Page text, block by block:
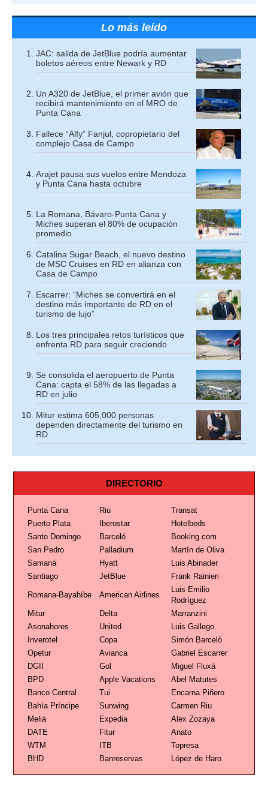
Lo más leído
JAC: salida de JetBlue podría aumentar
boletos aéreos entre Newark y RD
Un A320 de JetBlue, el primer avión que
recibirá mantenimiento en el MRO de
Punta Cana
Fallece “Alfy” Fanjul, copropietario del
complejo Casa de Campo
Arajet pausa sus vuelos entre Mendoza
y Punta Cana hasta octubre
La Romana, Bávaro-Punta Cana y
Miches superan el 80% de ocupación
promedio
Catalina Sugar Beach, el nuevo destino
de MSC Cruises en RD en alianza con
Casa de Campo
Escarrer: “Miches se convertirá en el
destino más importante de RD en el
turismo de lujo”
Los tres principales retos turísticos que
enfrenta RD para seguir creciendo
Se consolida el aeropuerto de Punta
Cana: capta el 58% de las llegadas a
RD en julio
Mitur estima 605,000 personas
dependen directamente del turismo en
RD
DIRECTORIO
Punta Cana Riu
Transat
Puerto Plata
Iberostar
Hotelbeds
Santo Domingo
Barceló
Booking.com
San Pedro
Palladium
Martín de Oliva
Samaná
Hyatt
Luis Abinader
Santiago
JetBlue Frank Rainieri
Romana-Bayahíbe American Airlines
Luis Emilio
Rodríguez
Mitur
Delta
Marranzini
Asonahores
United
Luis Gallego
Inverotel
Copa
Simón Barceló
Opetur
Avianca
Gabriel Escarrer
DGII
Gol
Miguel Fluxá
BPD
Apple Vacations
Abel Matutes
Banco Central
Tui
Encarna Piñero
Bahía Príncipe
Sunwing
Carmen Riu
Meliá
Expedia
Alex Zozaya
DATE
Fitur
Anato
WTM
ITB
Topresa
BHD
Banreservas López de Haro